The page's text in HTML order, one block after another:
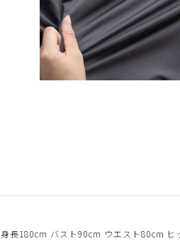
身長180cm バスト90cm ウエスト80cm ヒ